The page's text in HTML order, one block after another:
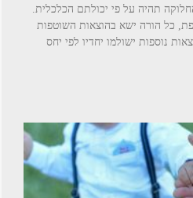
6-15, תוך שהחלוקה תהיה על פי יכולתם הכלכלית.
כל הורה ישא בהוצאות השוטפות
נוספות ישולמו יחדיו לפי יחס